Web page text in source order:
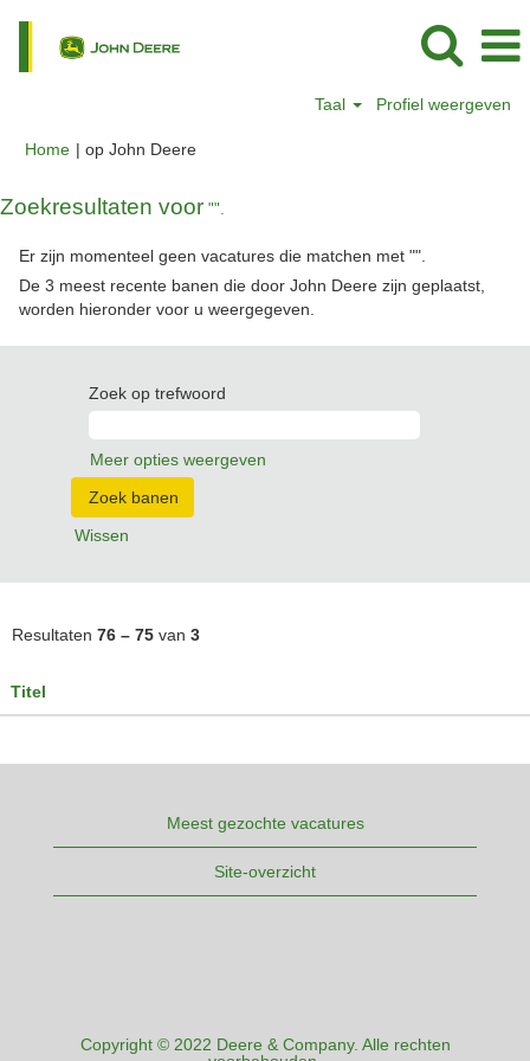
Taal Profiel weergeven
Home | op John Deere(huidige
Zoekresultaten voor "".
Er zijn momenteel geen vacatures die matchen met "".
De 3 meest recente banen die door John Deere zijn geplaatst,
worden hieronder voor u weergegeven.
Zoek op trefwoord
Meer opties weergeven
Wissen
Resultaten 76 – 75 van 3
Titel
Meest gezochte vacatures
Site-overzicht
Copyright © 2022 Deere & Company. Alle rechten